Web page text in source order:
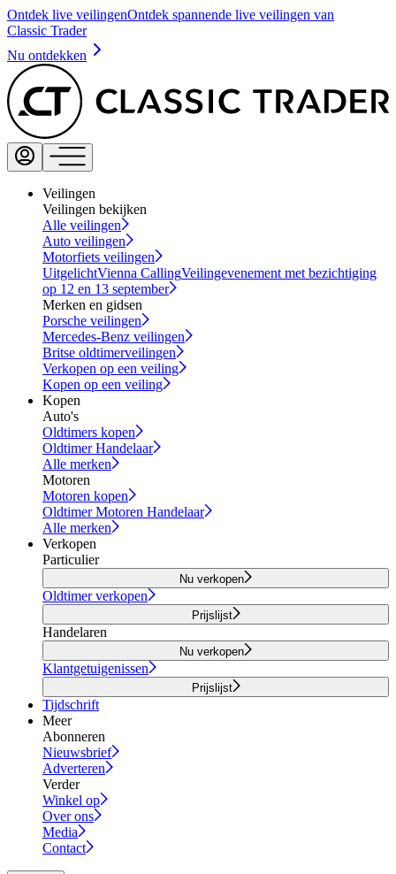
Ontdek live veilingenOntdek spannende live veilingen van
Classic Trader
Nu ontdekken
Veilingen
Veilingen bekijken
Alle veilingen
Auto veilingen
Motorfiets veilingen
UitgelichtVienna CallingVeilingevenement met bezichtiging
op 12 en 13 september
Merken en gidsen
Porsche veilingen
Mercedes-Benz veilingen
Britse oldtimerveilingen
Verkopen op een veiling
Kopen op een veiling
Kopen
Auto's
Oldtimers kopen
Oldtimer Handelaar
Alle merken
Motoren
Motoren kopen
Oldtimer Motoren Handelaar
Alle merken
Verkopen
Particulier
Nu verkopen
Oldtimer verkopen
Prijslijst
Handelaren
Nu verkopen
Klantgetuigenissen
Prijslijst
Tijdschrift
Meer
Abonneren
Nieuwsbrief
Adverteren
Verder
Winkel op
Over ons
Media
Contact